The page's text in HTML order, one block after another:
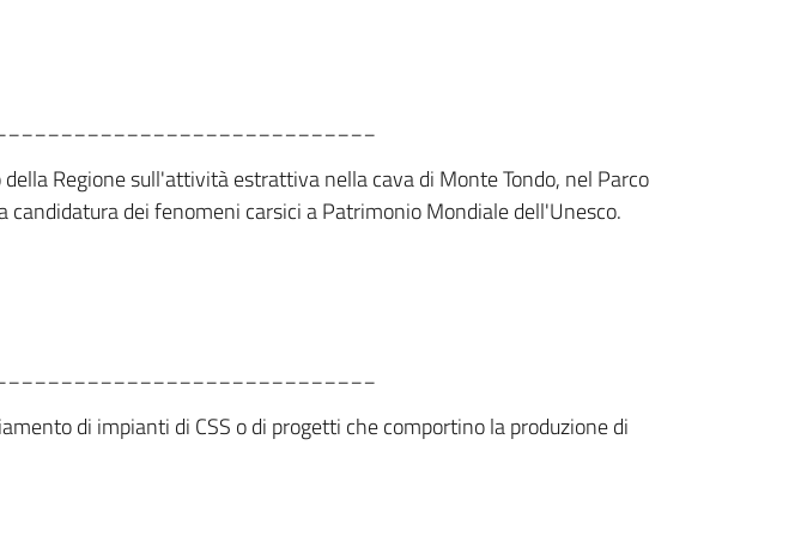
Regione sull'attività estrattiva nella cava di Monte Tondo, nel Parco
candidatura dei fenomeni carsici a Patrimonio Mondiale dell'Unesco.
di impianti di CSS o di progetti che comportino la produzione di